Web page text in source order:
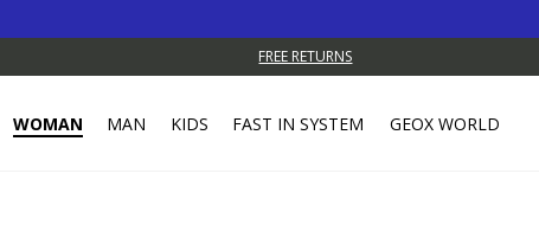
FREE RETURNS
WOMAN MAN KIDS FAST IN SYSTEM GEOX WORLD